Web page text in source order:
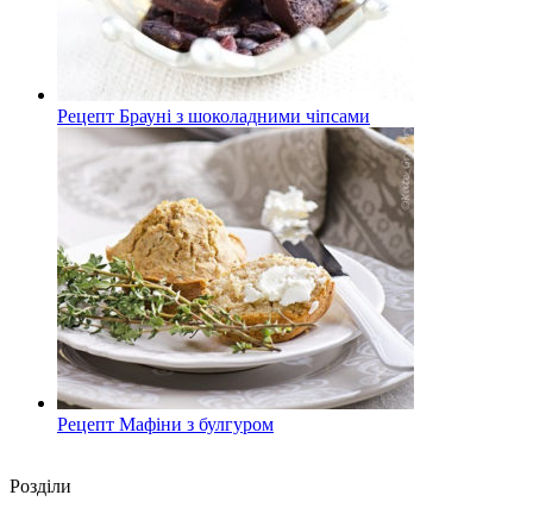
Рецепт Брауні з шоколадними чіпсами
Рецепт Мафіни з булгуром
Роздiли